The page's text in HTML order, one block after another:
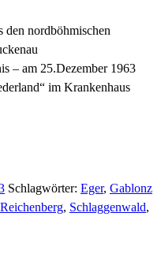
€.
den nordböhmischen
– am 25.Dezember 1963
im Krankenhaus
Schlagwörter: Eger, Gablonz
Reichenberg, Schlaggenwald,